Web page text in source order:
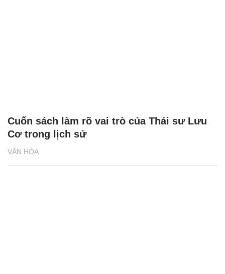
VĂN HÓA
Cuốn sách làm rõ vai trò của Thái sư Lưu
Cơ trong lịch sử